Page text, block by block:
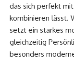
das sich perfekt
kombinieren lässt.
setzt ein starkes
gleichzeitig
besonders